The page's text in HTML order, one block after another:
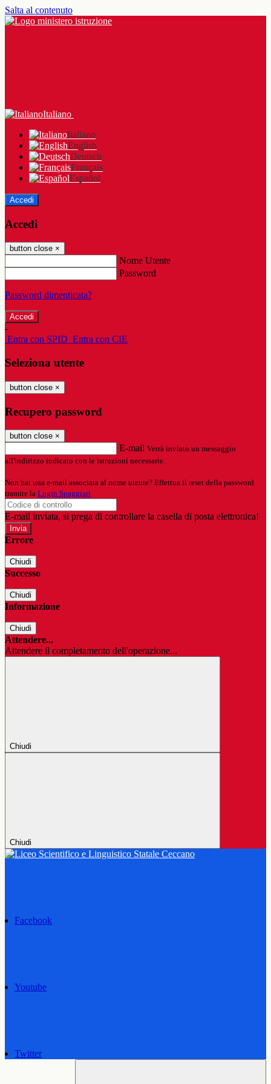
Salta al contenuto
Italiano
Italiano
English
Deutsch
Français
Español
Accedi
Accedi
button close ×
Nome Utente
Password
Password dimenticata?
-
Entra con SPID Entra con CIE
Seleziona utente
button close ×
Recupero password
button close ×
E-mail Verrà inviato un messaggio
all'indirizzo indicato con le istruzioni necessarie.
Non hai una e-mail associata al nome utente? Effettua il reset della password
tramite la Login Spaggiari
E-mail inviata, si prega di controllare la casella di posta elettronica!
Errore
Chiudi
Successo
Chiudi
Informazione
Chiudi
Attendere...
Attendere il completamento dell'operazione...
Chiudi
Chiudi
Facebook
Youtube
Twitter